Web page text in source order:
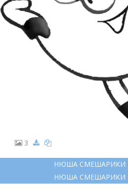
3
НЮША СМЕШАРИКИ
НЮША СМЕШАРИКИ